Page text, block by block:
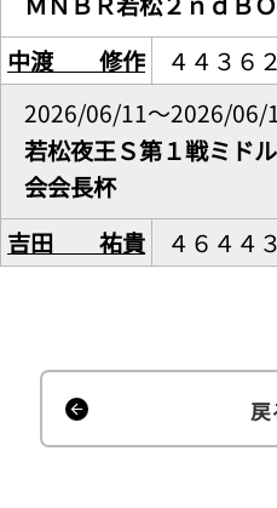
中渡 修作
４４３６
2026/06/11～2026/06/
若松夜王Ｓ第１戦ミド
会会長杯
吉田 祐貴
４６４４
戻